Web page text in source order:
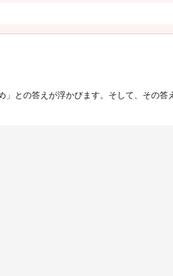
との答えが浮かびます。そして、その答